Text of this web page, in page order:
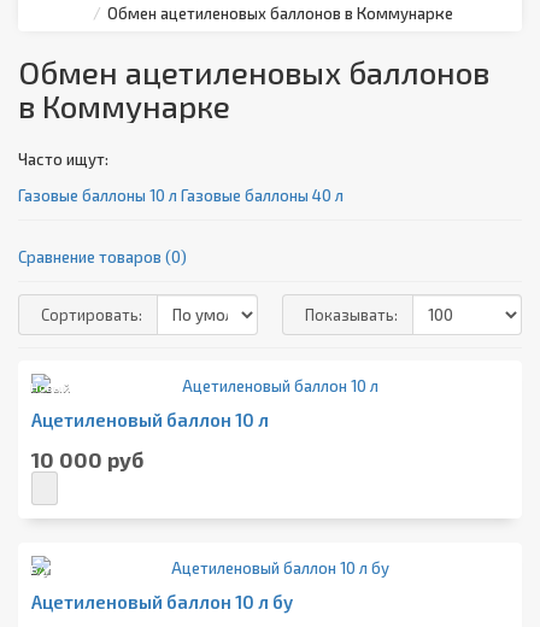
Обмен ацетиленовых баллонов в Коммунарке
Обмен ацетиленовых баллонов
в Коммунарке
Часто ищут:
Газовые баллоны 10 л Газовые баллоны 40 л
Сравнение товаров (0)
Сортировать: Показывать:
Новый
Ацетиленовый баллон 10 л
10 000 руб
Б/у
Ацетиленовый баллон 10 л бу